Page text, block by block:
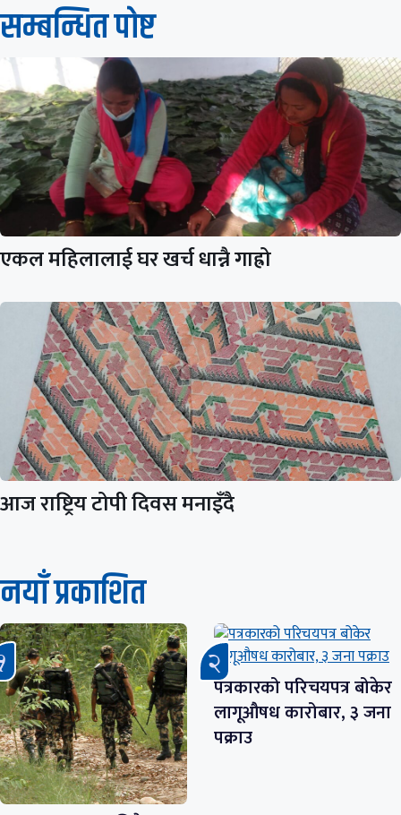
सम्बन्धित पाेष्ट
एकल महिलालाई घर खर्च धान्नै गाह्रो
आज राष्ट्रिय टोपी दिवस मनाइँदै
नयाँ प्रकाशित
पत्रकारको परिचयपत्र बोकेर
लागूऔषध कारोबार, ३ जना
पक्राउ